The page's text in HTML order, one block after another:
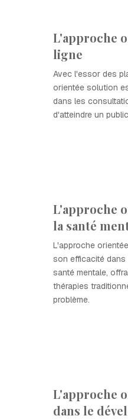
L'approche
ligne
Avec l'essor des
orientée solution
dans les
d'atteindre un
L'approche
la santé
L'approche
son efficacité dans
santé mentale,
thérapies
problème.
L'approche
dans le